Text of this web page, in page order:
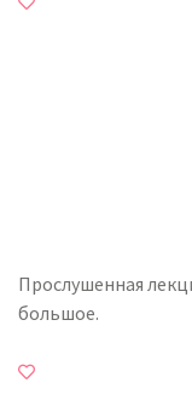
Прослушенная
большое.